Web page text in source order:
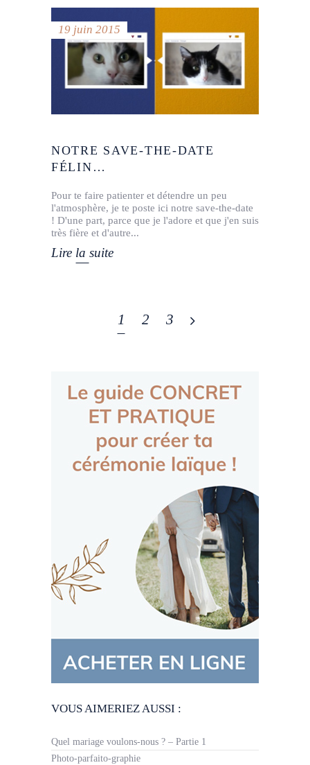
19 juin 2015
NOTRE SAVE-THE-DATE
FÉLIN…
Pour te faire patienter et détendre un peu
l'atmosphère, je te poste ici notre save-the-date
! D'une part, parce que je l'adore et que j'en suis
très fière et d'autre
Lire la suite
1 2 3
VOUS AIMERIEZ AUSSI :
Quel mariage voulons-nous ? – Partie 1
Photo-parfaito-graphie